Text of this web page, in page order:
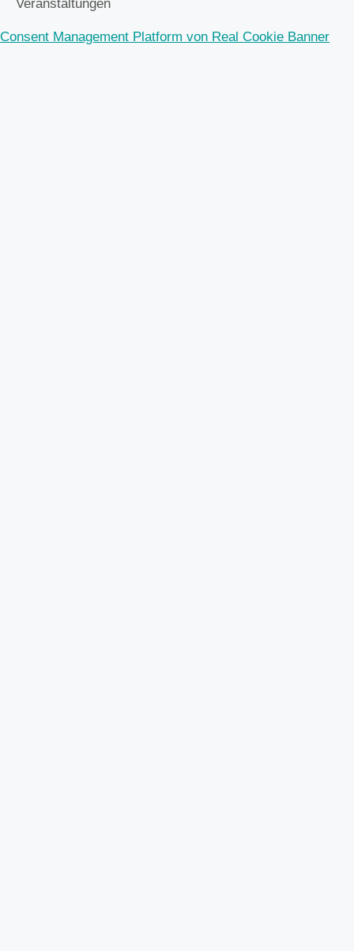
Veranstaltungen
Consent Management Platform von Real Cookie Banner